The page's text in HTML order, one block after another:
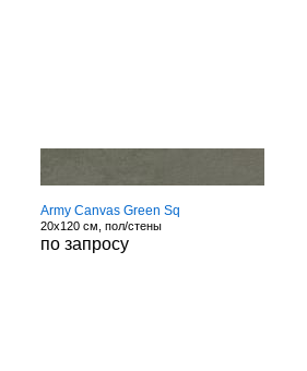
Army Canvas Green Sq
20x120 см, пол/стены
по запросу